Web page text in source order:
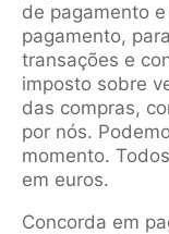
de pagamento
pagamento,
transações e
imposto sobre
das compras,
por nós.
momento.
em euros.
Concorda em